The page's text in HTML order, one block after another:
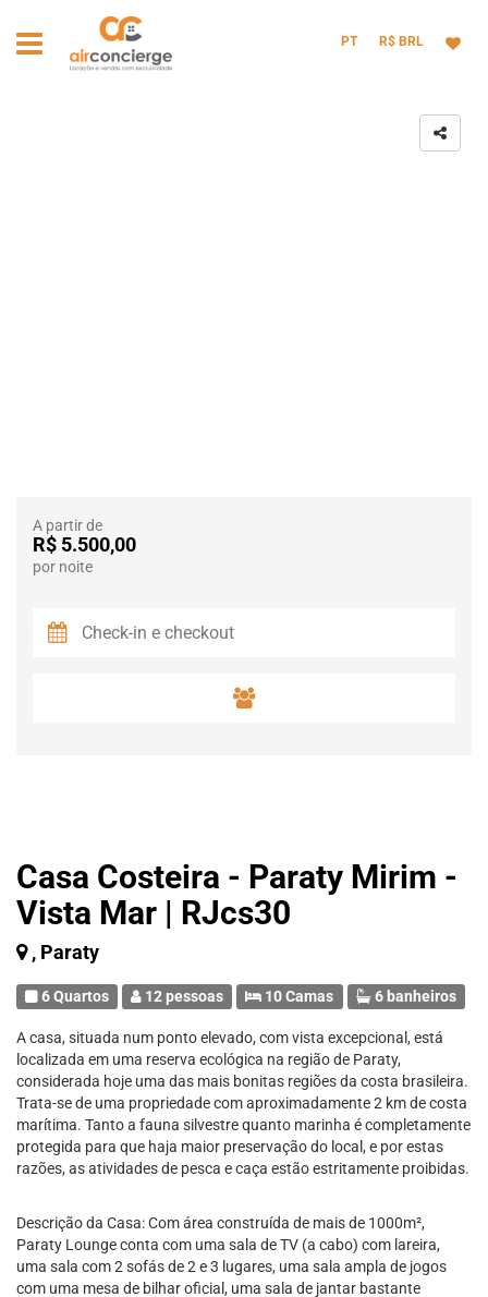
PT R$ BRL
Casa Costeira - Paraty Mirim -
Vista Mar | RJcs30
, Paraty
6 Quartos 12 pessoas 10 Camas 6 banheiros
A casa, situada num ponto elevado, com vista excepcional, está
localizada em uma reserva ecológica na região de Paraty,
considerada hoje uma das mais bonitas regiões da costa brasileira.
Trata-se de uma propriedade com aproximadamente 2 km de costa
marítima. Tanto a fauna silvestre quanto marinha é completamente
protegida para que haja maior preservação do local, e por estas
razões, as atividades de pesca e caça estão estritamente proibidas.
Descrição da Casa: Com área construída de mais de 1000m²,
Paraty Lounge conta com uma sala de TV (a cabo) com lareira,
uma sala com 2 sofás de 2 e 3 lugares, uma sala ampla de jogos
com uma mesa de bilhar oficial, uma sala de jantar bastante
A partir de
R$ 5.500,00
por noite